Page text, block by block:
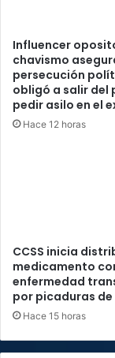
Influencer
chavismo
persecución
obligó a salir del
pedir asilo en el
Hace 12 horas
CCSS inicia
medicamento
enfermedad
por picaduras
Hace 15 horas